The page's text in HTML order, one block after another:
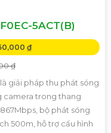
5ACT(B)
₫
₫
giải pháp thu phát sóng
camera trong thang
bộ phát sóng
500m, hỗ trợ cấu hình